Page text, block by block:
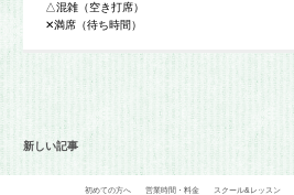
△混雑（空き打席）
✕満席（待ち時間）
新しい記事
初めての方へ 営業時間・料金 スクール&レッスン